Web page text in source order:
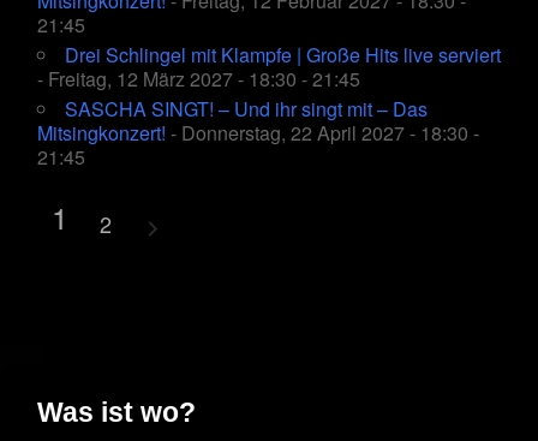
21:45
Drei Schlingel mit Klampfe | Große Hits live serviert
- Freitag, 12 März 2027 - 18:30 - 21:45
SASCHA SINGT! – Und ihr singt mit – Das
Mitsingkonzert! - Donnerstag, 22 April 2027 - 18:30 -
21:45
1 2
Was ist wo?